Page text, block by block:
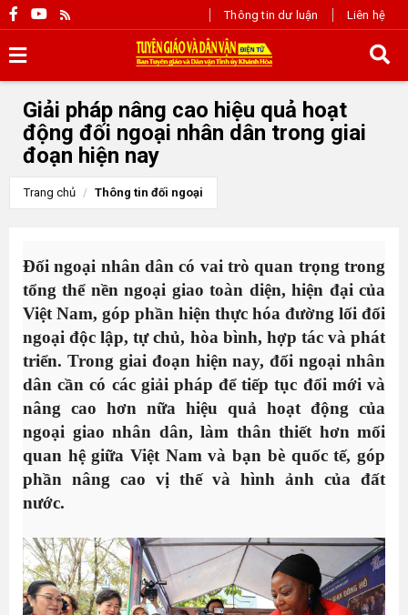
Thông tin dư luận Liên hệ
Giải pháp nâng cao hiệu quả hoạt
động đối ngoại nhân dân trong giai
đoạn hiện nay
Trang chủ Thông tin đối ngoại
Đối ngoại nhân dân có vai trò quan trọng trong
tổng thể nền ngoại giao toàn diện, hiện đại của
Việt Nam, góp phần hiện thực hóa đường lối đối
ngoại độc lập, tự chủ, hòa bình, hợp tác và phát
triển. Trong giai đoạn hiện nay, đối ngoại nhân
dân cần có các giải pháp để tiếp tục đổi mới và
nâng cao hơn nữa hiệu quả hoạt động của
ngoại giao nhân dân, làm thân thiết hơn mối
quan hệ giữa Việt Nam và bạn bè quốc tế, góp
phần nâng cao vị thế và hình ảnh của đất
nước.